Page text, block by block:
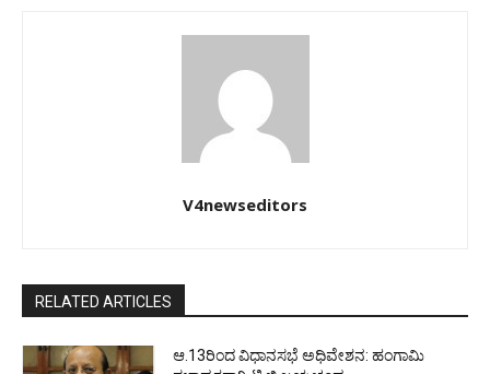
V4newseditors
RELATED ARTICLES
ಆ.13ರಿಂದ ವಿಧಾನಸಭೆ ಅಧಿವೇಶನ: ಹಂಗಾಮಿ